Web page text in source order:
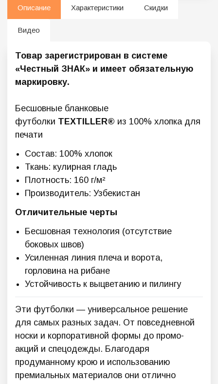
Описание Характеристики Скидки
Видео
Товар зарегистрирован в системе
«Честный ЗНАК» и имеет обязательную
маркировку.
Бесшовные бланковые
футболки TEXTILLER® из 100% хлопка для
печати
Состав: 100% хлопок
Ткань: кулирная гладь
Плотность: 160 г/м²
Производитель: Узбекистан
Отличительные черты
Бесшовная технология (отсутствие
боковых швов)
Усиленная линия плеча и ворота,
горловина на рибане
Устойчивость к выцветанию и пилингу
Эти футболки — универсальное решение
для самых разных задач. От повседневной
носки и корпоративной формы до промо-
акций и спецодежды. Благодаря
продуманному крою и использованию
премиальных материалов они отлично